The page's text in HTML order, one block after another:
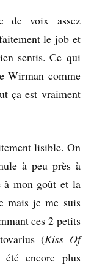
de voix assez
le job et
sentis. Ce qui
Wirman comme
ça est vraiment
lisible. On
à peu près à
à mon goût et la
mais je me suis
ces 2 petits
(Kiss Of
encore plus